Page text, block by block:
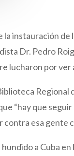
la instauración
Dr. Pedro
lucharon por
Regional
“hay que
esa gente
hundido a Cuba